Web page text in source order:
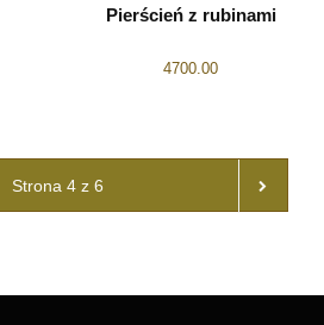
Pierścień z rubinami
4700.00